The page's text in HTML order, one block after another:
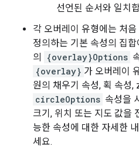
선언된 순서와 일치
각 오버레이 유형에는 처
정의하는 기본 속성의 집
의
{overlay}Options
{overlay} 가 오버레이
원의 채우기 속성, 획 속성
circleOptions 속성을
크기, 위치 또는 지도 값을
능한 속성에 대한 자세한
세요.